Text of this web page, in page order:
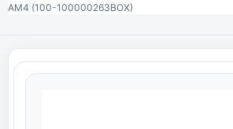
AM4 (100-100000263BOX)